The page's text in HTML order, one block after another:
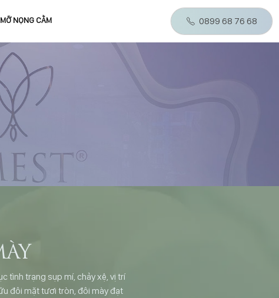
NỌNG CẰM 0899 68 76 68
tình trạng sụp mí, chảy xệ, vị trí
đôi mặt tươi tròn, đôi mày đạt